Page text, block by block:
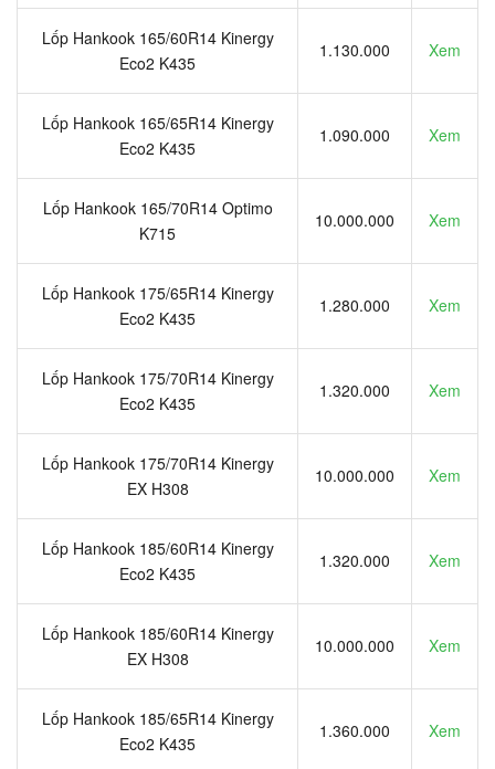
Lốp Hankook 165/60R14 Kinergy
Eco2 K435
1.130.000 Xem
Lốp Hankook 165/65R14 Kinergy
Eco2 K435
1.090.000 Xem
Lốp Hankook 165/70R14 Optimo
K715
10.000.000 Xem
Lốp Hankook 175/65R14 Kinergy
Eco2 K435
1.280.000 Xem
Lốp Hankook 175/70R14 Kinergy
Eco2 K435
1.320.000 Xem
Lốp Hankook 175/70R14 Kinergy
EX H308
10.000.000 Xem
Lốp Hankook 185/60R14 Kinergy
Eco2 K435
1.320.000 Xem
Lốp Hankook 185/60R14 Kinergy
EX H308
10.000.000 Xem
Lốp Hankook 185/65R14 Kinergy
Eco2 K435
1.360.000 Xem